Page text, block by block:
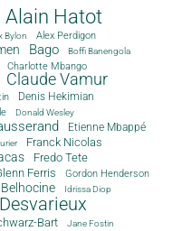
Alain Hatot
Bylon Alex Perdigon
Bago Boffi Banengola
Charlotte Mbango
Claude Vamur
Denis Hekimian
Donald Wesley
Etienne Mbappé
Franck Nicolas
Fredo Tete
Ferris Gordon Henderson
Idrissa Diop
Bart Jane Fostin